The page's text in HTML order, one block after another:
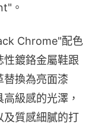
。
Chrome"配色
鍍鉻金屬鞋跟
替換為亮面漆
級感的光澤，
及質感細膩的打